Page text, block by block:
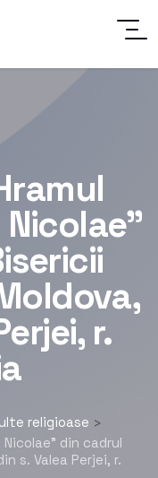
r.
religioase >
din cadrul
s. Valea Perjei, r.